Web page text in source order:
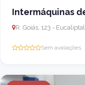
Intermáquinas
R. Goiás, 123 -
Sem avaliações